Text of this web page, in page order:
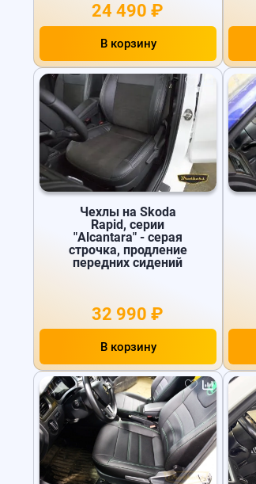
24 490 ₽
В корзину
Чехлы на Skoda
Rapid, серии
"Alcantara" - серая
строчка, продление
передних сидений
32 990 ₽
В корзину